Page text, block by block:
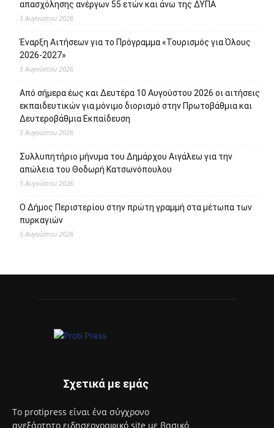
απασχόλησης ανέργων 55 ετών και άνω της ΔΥΠΑ
5 Αυγούστου 2026
Έναρξη Αιτήσεων για το Πρόγραμμα «Τουρισμός για Όλους
2026-2027»
5 Αυγούστου 2026
Από σήμερα έως και Δευτέρα 10 Αυγούστου 2026 οι αιτήσεις
εκπαιδευτικών για μόνιμο διορισμό στην Πρωτοβάθμια και
Δευτεροβάθμια Εκπαίδευση
5 Αυγούστου 2026
Συλλυπητήριο μήνυμα του Δημάρχου Αιγάλεω για την
απώλεια του Θοδωρή Κατσωνόπουλου
5 Αυγούστου 2026
Ο Δήμος Περιστερίου στην πρώτη γραμμή στα μέτωπα των
πυρκαγιών
5 Αυγούστου 2026
Σχετικά με εμάς
Το protipress είναι ένα σύγχρονο
ανεξάρτητο ειδησεογραφικό site με βασικό